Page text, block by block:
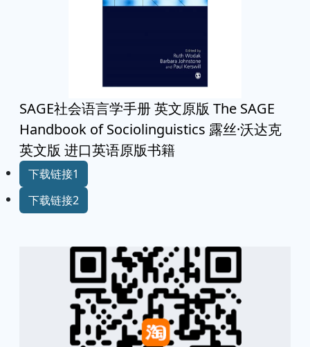
SAGE社会语言学手册 英文原版 The SAGE
Handbook of Sociolinguistics 露丝·沃达克
英文版 进口英语原版书籍
下载链接1
下载链接2